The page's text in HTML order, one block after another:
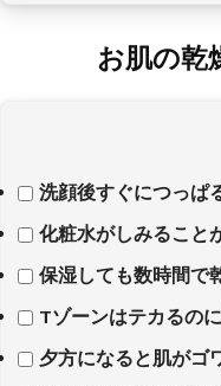
お肌の乾
洗顔後すぐにつっぱ
化粧水がしみること
保湿しても数時間で
Tゾーンはテカるの
夕方になると肌がゴ